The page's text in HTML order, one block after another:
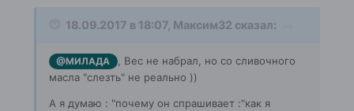
18.09.2017 в 18:07, Максим32 сказал:
@МИЛАДА
, Вес не набрал, но со сливочного
масла "слезть" не реально ))
А я думаю : "почему он спрашивает :"как я